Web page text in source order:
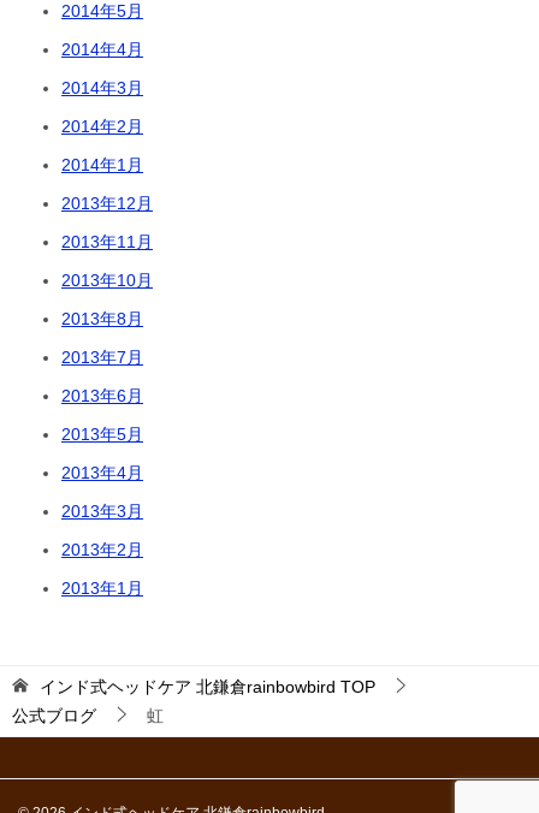
2014年5月
2014年4月
2014年3月
2014年2月
2014年1月
2013年12月
2013年11月
2013年10月
2013年8月
2013年7月
2013年6月
2013年5月
2013年4月
2013年3月
2013年2月
2013年1月
インド式ヘッドケア 北鎌倉rainbowbird TOP
公式ブログ
虹